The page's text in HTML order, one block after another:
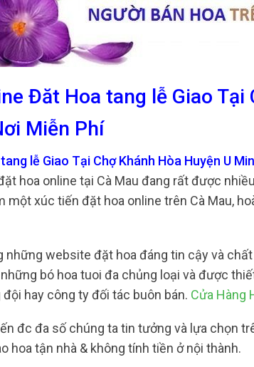
Đăt Hoa tang lễ Giao Tại
Miễn Phí
lễ Giao Tại Chợ Khánh Hòa Huyện U
hoa online tại Cà Mau đang rất được
một xúc tiến đặt hoa online trên Cà Mau,
website đặt hoa đáng tin cậy và chất
bó hoa tuoi đa chủng loại và được
hay công ty đối tác buôn bán. Cửa Hàng
đc đa số chúng ta tin tưởng và lựa chọn
hoa tận nhà & không tính tiền ở nội thành.